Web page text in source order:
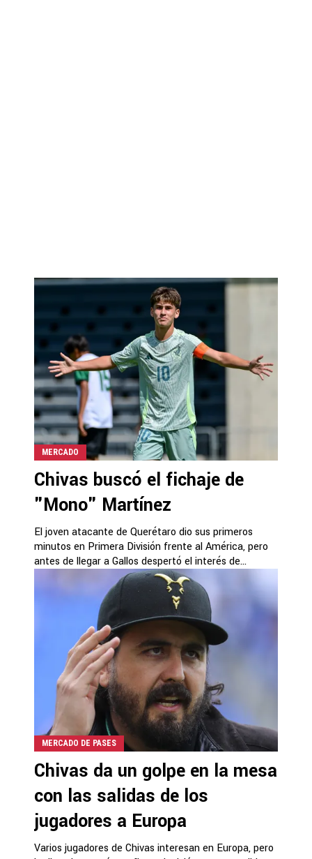
MERCADO
Chivas buscó el fichaje de
"Mono" Martínez
El joven atacante de Querétaro dio sus primeros
minutos en Primera División frente al América, pero
antes de llegar a Gallos despertó el interés de...
MERCADO DE PASES
Chivas da un golpe en la mesa
con las salidas de los
jugadores a Europa
Varios jugadores de Chivas interesan en Europa, pero